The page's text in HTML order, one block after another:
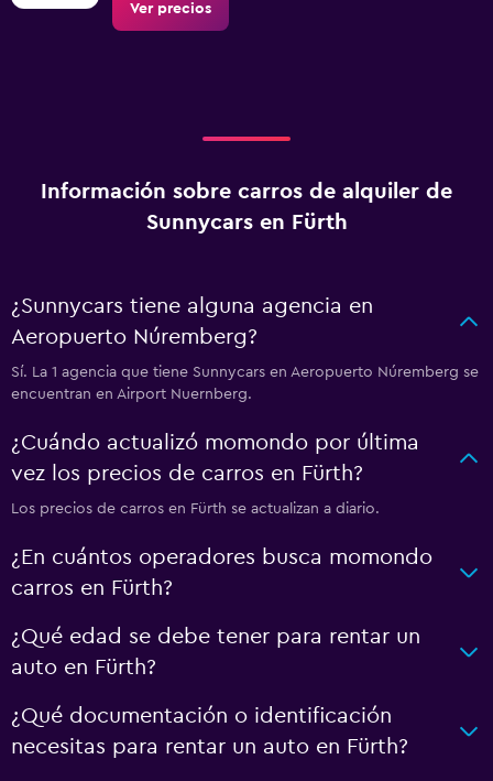
Ver precios
Información sobre carros de alquiler de
Sunnycars en Fürth
¿Sunnycars tiene alguna agencia en
Aeropuerto Núremberg?
Sí. La 1 agencia que tiene Sunnycars en Aeropuerto Núremberg se
encuentran en Airport Nuernberg.
¿Cuándo actualizó momondo por última
vez los precios de carros en Fürth?
Los precios de carros en Fürth se actualizan a diario.
¿En cuántos operadores busca momondo
carros en Fürth?
¿Qué edad se debe tener para rentar un
auto en Fürth?
¿Qué documentación o identificación
necesitas para rentar un auto en Fürth?